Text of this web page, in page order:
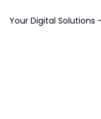
Your Digital Solutions